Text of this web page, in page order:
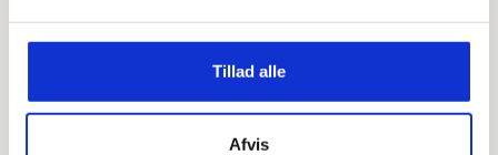
Tillad alle
Afvis